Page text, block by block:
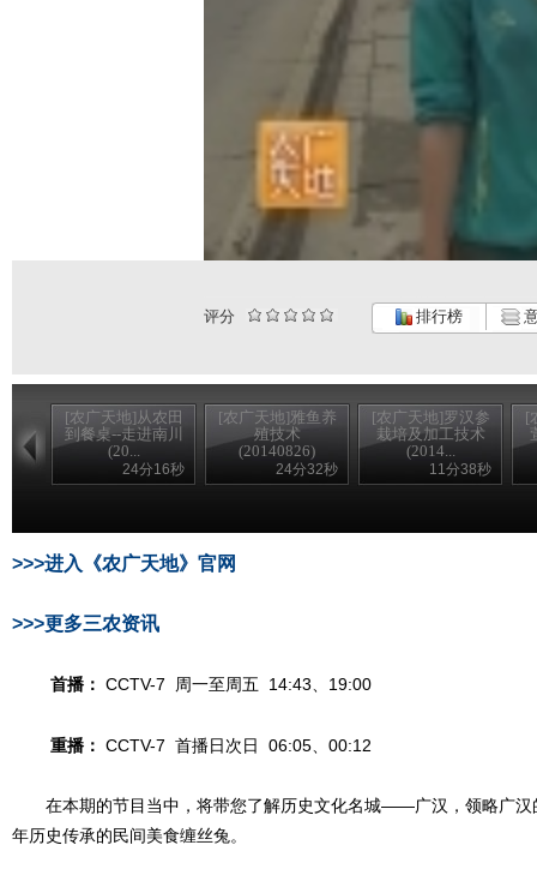
评分 排行榜
[农广天地]从农田
到餐桌--走进南川
(20...
24分16秒
[农广天地]雅鱼养
殖技术
(20140826)
24分32秒
[农广天地]罗汉参
栽培及加工技术
(2014...
11分38秒
[
>>>进入《农广天地》官网
>>>更多三农资讯
首播： CCTV-7 周一至周五 14:43、19:00
重播： CCTV-7 首播日次日 06:05、00:12
在本期的节目当中，将带您了解历史文化名城——广汉，领略广汉
年历史传承的民间美食缠丝兔。